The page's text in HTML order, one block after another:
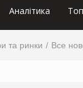
Аналітика
та ринки Все